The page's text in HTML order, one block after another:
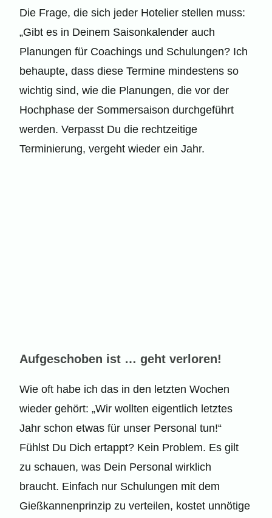
Die Frage, die sich jeder Hotelier stellen muss:
„Gibt es in Deinem Saisonkalender auch
Planungen für Coachings und Schulungen? Ich
behaupte, dass diese Termine mindestens so
wichtig sind, wie die Planungen, die vor der
Hochphase der Sommersaison durchgeführt
werden. Verpasst Du die rechtzeitige
Terminierung, vergeht wieder ein Jahr.
Aufgeschoben ist … geht verloren!
Wie oft habe ich das in den letzten Wochen
wieder gehört: „Wir wollten eigentlich letztes
Jahr schon etwas für unser Personal tun!“
Fühlst Du Dich ertappt? Kein Problem. Es gilt
zu schauen, was Dein Personal wirklich
braucht. Einfach nur Schulungen mit dem
Gießkannenprinzip zu verteilen, kostet unnötige